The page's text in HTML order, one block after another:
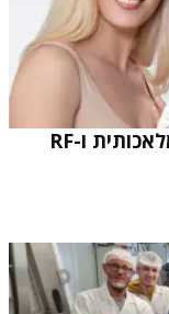
יופי של מהפכה: AiGAiN מציע בינה מלאכותית ו-RF